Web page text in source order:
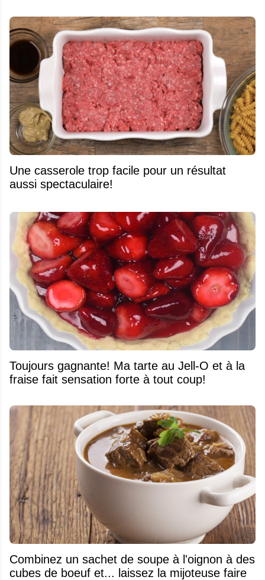
Une casserole trop facile pour un résultat
aussi spectaculaire!
Toujours gagnante! Ma tarte au Jell-O et à la
fraise fait sensation forte à tout coup!
Combinez un sachet de soupe à l'oignon à des
cubes de boeuf et... laissez la mijoteuse faire